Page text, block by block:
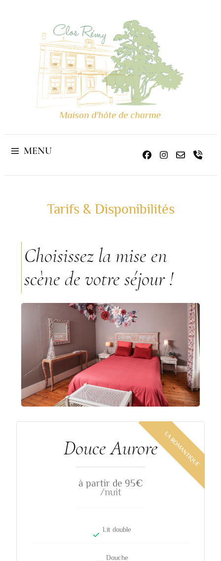
Maison d'hôte
MENU
Tarifs & Disponibilités
Choisissez la mise en
scène de votre séjour !
Douce Aurore
à partir de 95€
/nuit
Lit double
Douche